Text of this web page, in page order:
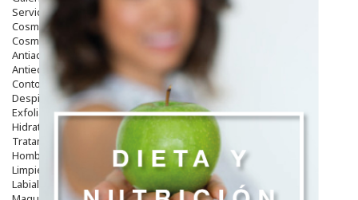
Servicios
Cosmética
Cosmética Facial
Antiacné
Antiedad
Contorno De Ojos
Despigmentantes
Exfoliantes
Hidratantes
Tratamientos De Noche
Hombre
Limpieza
Labiales